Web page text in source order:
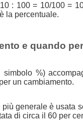
: 100 = 10/100 =
la percentuale.
e quando
simbolo %)
un cambiamento.
generale è usata
di circa il 60 per